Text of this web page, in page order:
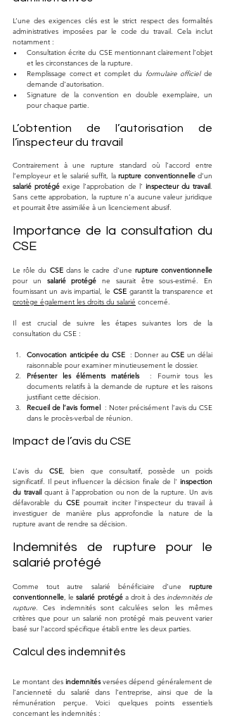
L’une des exigences clés est le strict respect des formalités
administratives imposées par le code du travail. Cela inclut
notamment :
Consultation écrite du CSE mentionnant clairement l’objet
et les circonstances de la rupture.
Remplissage correct et complet du formulaire officiel de
demande d'autorisation.
Signature de la convention en double exemplaire, un
pour chaque partie.
L’obtention de l’autorisation de
l’inspecteur du travail
Contrairement à une rupture standard où l’accord entre
l’employeur et le salarié suffit, la rupture conventionnelle
salarié protégé exige l’approbation de l’ inspecteur du travail.
Sans cette approbation, la rupture n’a aucune valeur juridique
et pourrait être assimilée à un licenciement abusif.
Importance de la consultation du
CSE
Le rôle du CSE dans le cadre d'une rupture conventionnelle
pour un salarié protégé ne saurait être sous-estimé. En
fournissant un avis impartial, le CSE
protège également les droits du salarié concerné.
Il est crucial de suivre les étapes suivantes lors de la
consultation du CSE :
Convocation anticipée du CSE : Donner au CSE un délai
raisonnable pour examiner minutieusement le dossier.
Présenter les éléments matériels : Fournir tous les
documents relatifs à la demande de rupture et les raisons
justifiant cette décision.
Recueil de l’avis formel : Noter précisément l’avis du CSE
dans le procès-verbal de réunion.
Impact de l’avis du CSE
L’avis du CSE, bien que consultatif, possède un poids
significatif. Il peut influencer la décision finale de l' inspection
du travail quant à l’approbation ou non de la rupture. Un avis
défavorable du CSE pourrait inciter l'inspecteur du travail à
investiguer de manière plus approfondie la nature de la
rupture avant de rendre sa décision.
Indemnités de rupture pour le
salarié protégé
Comme tout autre salarié bénéficiaire d’une rupture
conventionnelle, le salarié protégé a droit à des indemnités de
rupture. Ces indemnités sont calculées selon les mêmes
critères que pour un salarié non protégé mais peuvent varier
basé sur l'accord spécifique établi entre les deux parties.
Calcul des indemnités
Le montant des indemnités versées dépend généralement de
l’ancienneté du salarié dans l’entreprise, ainsi que de la
rémunération perçue. Voici quelques points essentiels
concernant les indemnités :